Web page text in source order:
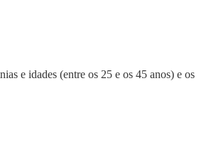
e idades (entre os 25 e os 45 anos) e os